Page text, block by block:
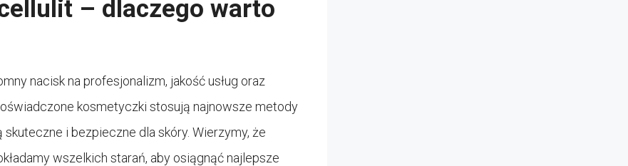
– dlaczego warto
nacisk na profesjonalizm, jakość usług oraz
kosmetyczki stosują najnowsze metody
i bezpieczne dla skóry. Wierzymy, że
wszelkich starań, aby osiągnąć najlepsze